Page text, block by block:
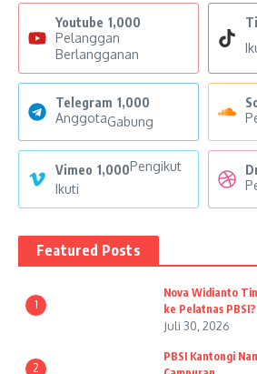
Youtube 1,000
Pelanggan
Berlangganan
Telegram 1,000
AnggotaGabung
Vimeo 1,000Pengikut
Ikuti
Featured Posts
1
Nova Widianto
ke Pelatnas PBSI?
Juli 30, 2026
2
PBSI Kantongi